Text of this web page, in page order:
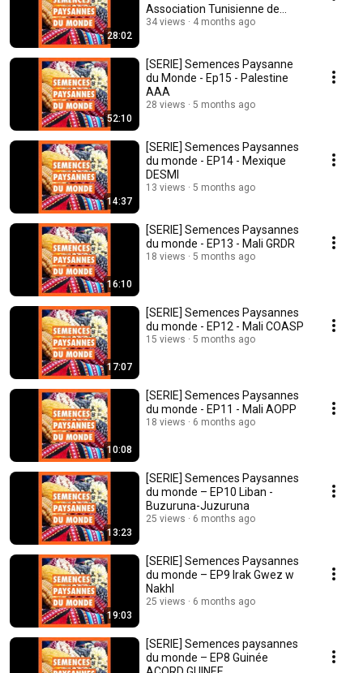
28:02
Association Tunisienne de
Permaculture
34 views 4 months ago
52:10
[SERIE] Semences Paysanne
du Monde - Ep15 - Palestine
AAA
28 views 5 months ago
14:37
[SERIE] Semences Paysannes
du monde - EP14 - Mexique
DESMI
13 views 5 months ago
16:10
[SERIE] Semences Paysannes
du monde - EP13 - Mali GRDR
18 views 5 months ago
17:07
[SERIE] Semences Paysannes
du monde - EP12 - Mali COASP
15 views 5 months ago
10:08
[SERIE] Semences Paysannes
du monde - EP11 - Mali AOPP
18 views 6 months ago
13:23
[SERIE] Semences Paysannes
du monde – EP10 Liban -
Buzuruna-Juzuruna
25 views 6 months ago
19:03
[SERIE] Semences Paysannes
du monde – EP9 Irak Gwez w
Nakhl
25 views 6 months ago
[SERIE] Semences paysannes
du monde – EP8 Guinée